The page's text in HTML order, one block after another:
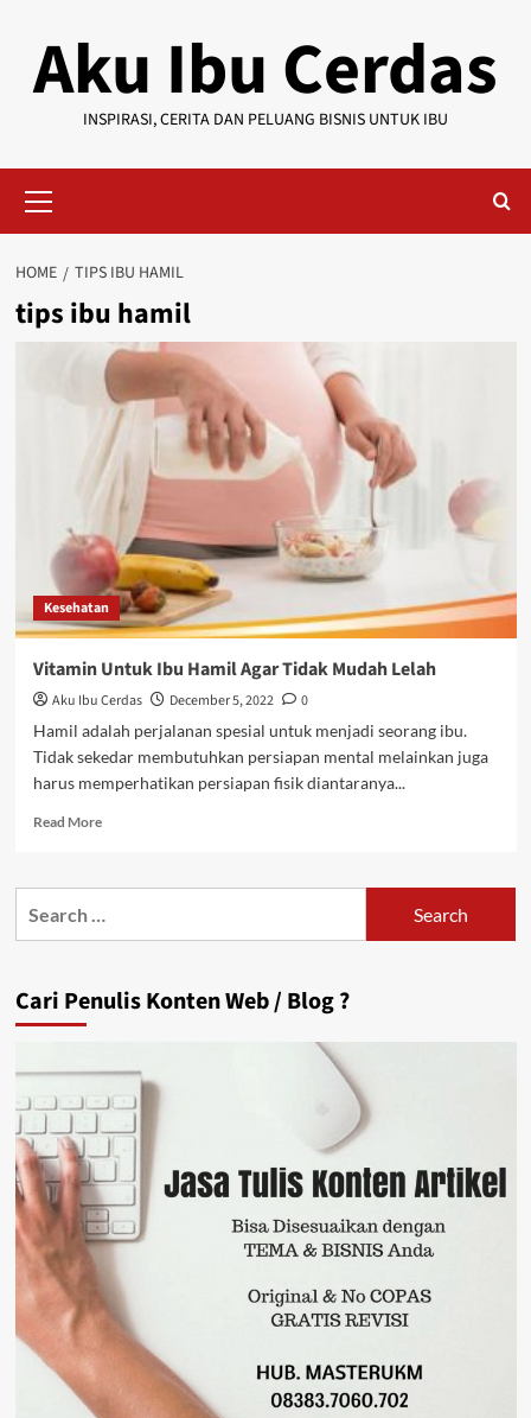
contentAku Ibu Cerdas
INSPIRASI, CERITA DAN PELUANG BISNIS UNTUK IBU
Menu
HOME TIPS IBU HAMIL
tips ibu hamil
Kesehatan
Vitamin Untuk Ibu Hamil Agar Tidak Mudah Lelah
Aku Ibu Cerdas December 5, 2022
0
Hamil adalah perjalanan spesial untuk menjadi seorang ibu.
Tidak sekedar membutuhkan persiapan mental melainkan juga
harus memperhatikan persiapan fisik diantaranya...
Read MoreRead
Vitamin
Tidak
Cari Penulis Konten Web / Blog ?